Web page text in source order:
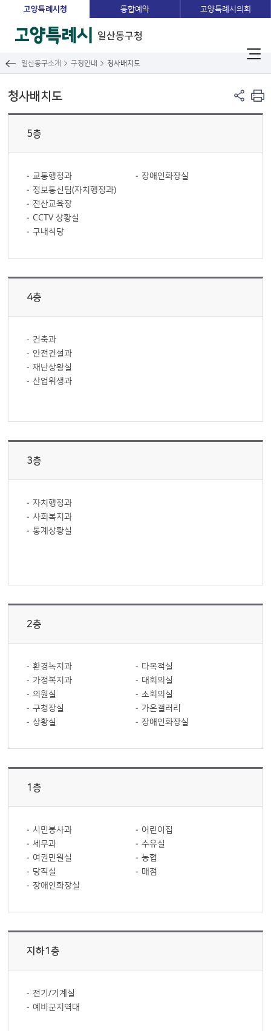
고양특례시청 통합예약 고양특례시의회
일산동구청
일산동구소개 구청안내 청사배치도
청사배치도
5층
교통행정과
정보통신팀(자치행정과)
전산교육장
CCTV 상황실
구내식당
장애인화장실
4층
건축과
안전건설과
재난상황실
산업위생과
3층
자치행정과
사회복지과
통계상황실
2층
환경녹지과
가정복지과
의원실
구청장실
상황실
다목적실
대회의실
소회의실
가온갤러리
장애인화장실
1층
시민봉사과
세무과
여권민원실
당직실
장애인화장실
어린이집
수유실
농협
매점
지하1층
전기/기계실
예비군지역대